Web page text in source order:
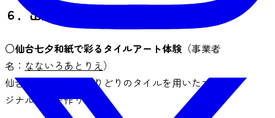
６．出店情報
○仙台七夕和紙で彩るタイルアート体験 （事業者
名： なないろあとりえ）
仙台七夕和紙と色とりどりのタイルを用いたオリ
ジナル作品を作ります。